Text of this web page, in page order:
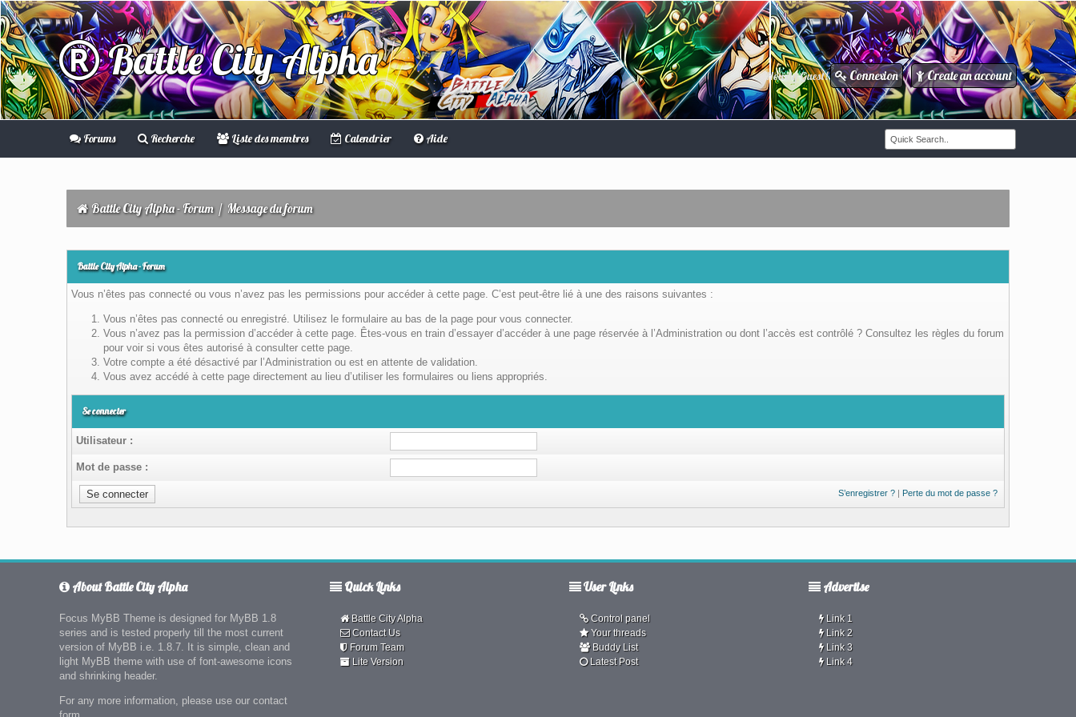
Battle City Alpha Howdy Guest! Connexion / Create an account
Forums Recherche Liste des membres Calendrier Aide
Battle City Alpha - Forum / Message du forum
Battle City Alpha - Forum
Vous n’êtes pas connecté ou vous n’avez pas les permissions pour accéder à cette page. C’est peut-être lié à une des raisons suivantes :
Vous n’êtes pas connecté ou enregistré. Utilisez le formulaire au bas de la page pour vous connecter.
Vous n’avez pas la permission d’accéder à cette page. Êtes-vous en train d’essayer d’accéder à une page réservée à l’Administration ou dont l’accès est contrôlé ? Consultez les règles du forum
pour voir si vous êtes autorisé à consulter cette page.
Votre compte a été désactivé par l’Administration ou est en attente de validation.
Vous avez accédé à cette page directement au lieu d’utiliser les formulaires ou liens appropriés.
Se connecter
Utilisateur :
Mot de passe :
S’enregistrer ?| Perte du mot de passe ?
About Battle City Alpha
Focus MyBB Theme is designed for MyBB 1.8
series and is tested properly till the most current
version of MyBB i.e. 1.8.7. It is simple, clean and
light MyBB theme with use of font-awesome icons
and shrinking header.
For any more information, please use our contact
Quick Links
Battle City Alpha
Contact Us
Forum Team
Lite Version
User Links
Control panel
Your threads
Buddy List
Latest Post
Advertise
Link 1
Link 2
Link 3
Link 4